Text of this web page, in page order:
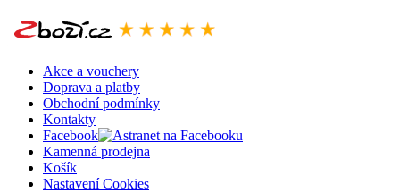
Akce a vouchery
Doprava a platby
Obchodní podmínky
Kontakty
Facebook
Kamenná prodejna
Košík
Nastavení Cookies